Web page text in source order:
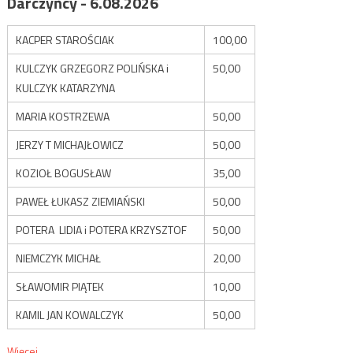
KACPER STAROŚCIAK
100,00
KULCZYK GRZEGORZ POLIŃSKA i
KULCZYK KATARZYNA
50,00
MARIA KOSTRZEWA
50,00
JERZY T MICHAJŁOWICZ
50,00
KOZIOŁ BOGUSŁAW
35,00
PAWEŁ ŁUKASZ ZIEMIAŃSKI
50,00
POTERA LIDIA i POTERA KRZYSZTOF
50,00
NIEMCZYK MICHAŁ
20,00
SŁAWOMIR PIĄTEK
10,00
KAMIL JAN KOWALCZYK
50,00